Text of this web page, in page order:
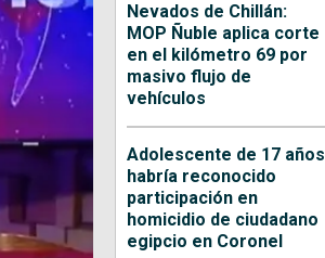
Nevados de Chillán:
MOP Ñuble aplica corte
en el kilómetro 69 por
masivo flujo de
vehículos
Adolescente de 17 años
habría reconocido
participación en
homicidio de ciudadano
egipcio en Coronel